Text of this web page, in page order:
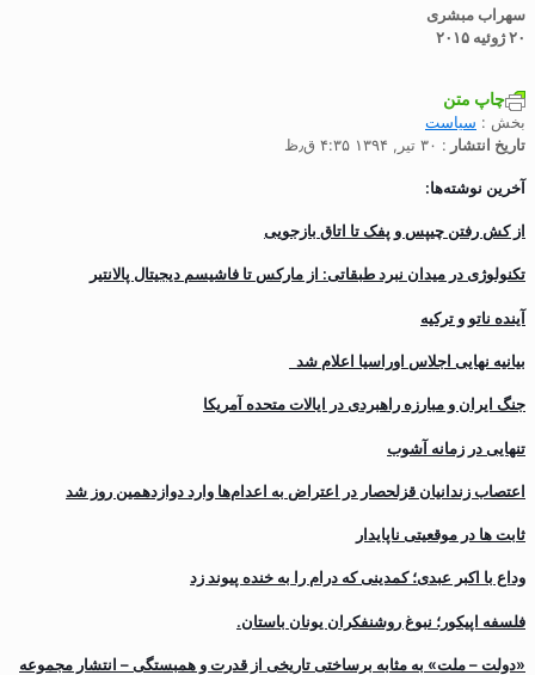
سهراب مبشری
۲۰ ژوئیه ۲۰۱۵
چاپ متن
بخش : سياست
تاریخ انتشار : ۳۰ تیر, ۱۳۹۴ ۴:۳۵ ق٫ظ
آخرین نوشته‌ها:
از کش رفتن چیپس و پفک تا اتاق بازجویی
تکنولوژی در میدان نبرد طبقاتی: از مارکس تا فاشیسم دیجیتال پالانتیر
آینده ناتو و ترکیه
بیانیه نهایی اجلاس اوراسیا اعلام شد
جنگ ایران و مبارزه راهبردی در ایالات متحده آمریکا
تنهایی در زمانه آشوب
اعتصاب زندانیان قزلحصار در اعتراض به اعدام‌ها وارد دوازدهمین روز شد
ثابت ها در موقعیتی ناپایدار
وداع با اکبر عبدی؛ کمدینی که درام را به خنده پیوند زد
فلسفه اپیکور؛ نبوغ روشنفکران یونان باستان.
«دولت – ملت» به مثابه برساختی تاریخی از قدرت و همبستگی – انتشار مجموعه